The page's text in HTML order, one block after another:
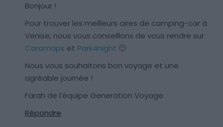
Bonjour !
Pour trouver les meilleurs aires de camping-car à
Venise, nous vous conseillons de vous rendre sur
Caramaps et Park4night 🙂
Nous vous souhaitons bon voyage et une
agréable journée !
Farah de l’équipe Generation Voyage
Répondre